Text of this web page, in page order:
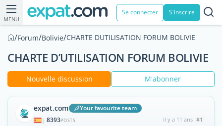
MENU
Se connecter S'inscrire
/Forum/Bolivie/CHARTE DUTILISATION FORUM BOLIVIE
CHARTE D’UTILISATION FORUM BOLIVIE
Nouvelle discussion M'abonner
expat.com Your favourite team
| 8393POSTS il y a 11 ans #1